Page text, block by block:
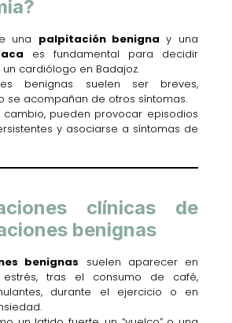
una palpitación benigna y una
es fundamental para decidir
cardiólogo en Badajoz.
benignas suelen ser breves,
se acompañan de otros síntomas.
cambio, pueden provocar episodios
y asociarse a síntomas de
clínicas de
benignas
benignas suelen aparecer en
estrés, tras el consumo de café,
durante el ejercicio o en